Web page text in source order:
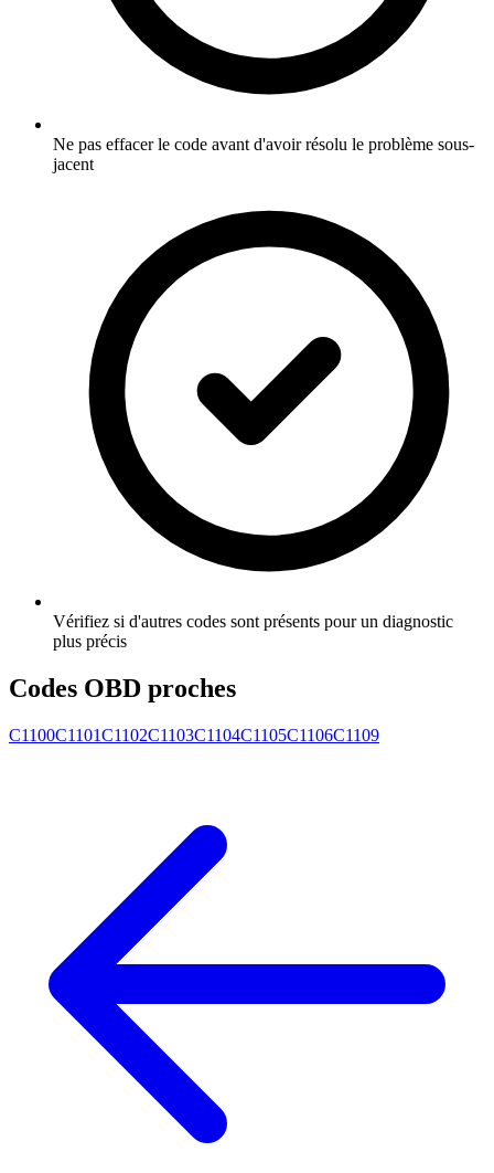
Ne pas effacer le code avant d'avoir résolu le problème sous-
jacent
Vérifiez si d'autres codes sont présents pour un diagnostic
plus précis
Codes OBD proches
C1100C1101C1102C1103C1104C1105C1106C1109